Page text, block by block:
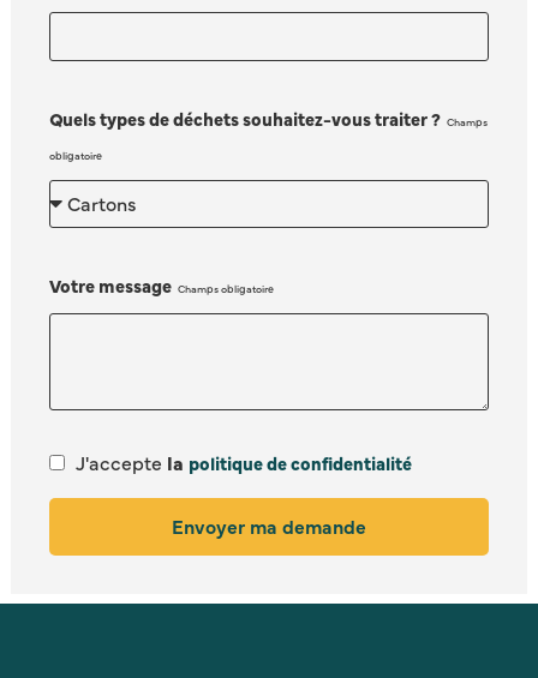
Quels types de déchets souhaitez-vous traiter ?
Votre message
J'accepte la politique de confidentialité
Envoyer ma demande